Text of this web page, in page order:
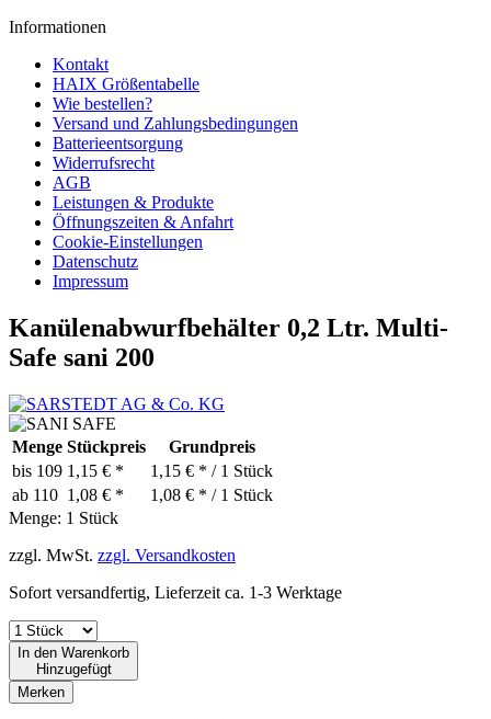
Informationen
Kontakt
HAIX Größentabelle
Wie bestellen?
Versand und Zahlungsbedingungen
Batterieentsorgung
Widerrufsrecht
AGB
Leistungen & Produkte
Öffnungszeiten & Anfahrt
Cookie-Einstellungen
Datenschutz
Impressum
Kanülenabwurfbehälter 0,2 Ltr. Multi-
Safe sani 200
Menge Stückpreis
Grundpreis
bis 109 1,15 € *
1,15 € * / 1 Stück
ab 110 1,08 € *
1,08 € * / 1 Stück
Menge: 1 Stück
zzgl. MwSt. zzgl. Versandkosten
Sofort versandfertig, Lieferzeit ca. 1-3 Werktage
In den Warenkorb
Hinzugefügt
Merken